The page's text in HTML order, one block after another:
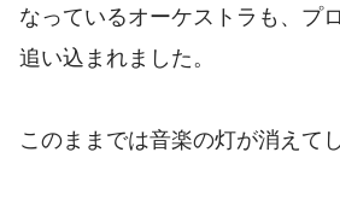
なっているオーケストラも、プ
追い込まれました。
このままでは音楽の灯が消えて